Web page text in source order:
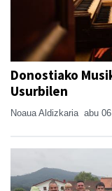
Donostiako
Usurbilen
Noaua Aldizkaria abu 06